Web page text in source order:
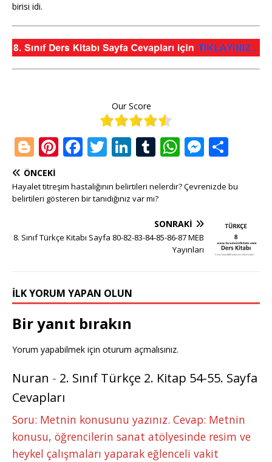
birisi idi.
Our Score
Bl
o
g
g
r
Pi
te
r
st
F
c
e
o
k
T
it
te
Li
k
e
n
T
m
bl
r
W
at
A
p
p
M
ss
e
ar
ÖNCEKI
Hayalet titreşim hastalığının belirtileri nelerdir? Çevrenizde bu
belirtileri gösteren bir tanıdığınız var mı?
SONRAKI
8. Sınıf Türkçe Kitabı Sayfa 80-82-83-84-85-86-87 MEB
Yayınları
İLK YORUM YAPAN OLUN
Bir yanıt bırakın
Yorum yapabilmek için oturum açmalısınız.
Nuran - 2. Sınıf Türkçe 2. Kitap 54-55. Sayfa
Cevapları
Soru: Metnin konusunu yazınız. Cevap: Metnin
konusu, öğrencilerin sanat atölyesinde resim ve
heykel çalışmaları yaparak eğlenceli vakit